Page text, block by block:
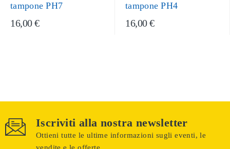
tampone PH7
16,00 €
tampone PH4
16,00 €
Iscriviti alla nostra newsletter
Ottieni tutte le ultime informazioni sugli eventi, le